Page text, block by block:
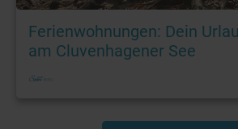
Ferienwohnungen: Dein
am Cluvenhagener See